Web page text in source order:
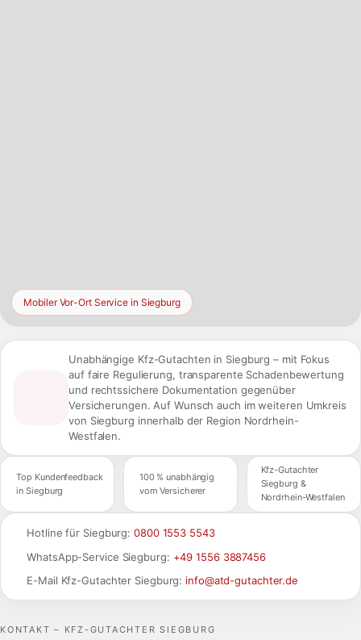
KONTAKT – KFZ-GUTACHTER SIEGBURG
Mobiler Vor-Ort Service in Siegburg
Unabhängige Kfz-Gutachten in Siegburg – mit Fokus
auf faire Regulierung, transparente Schadenbewertung
und rechtssichere Dokumentation gegenüber
Versicherungen. Auf Wunsch auch im weiteren Umkreis
von Siegburg innerhalb der Region Nordrhein-
Westfalen.
Top Kundenfeedback
in Siegburg
100 % unabhängig
vom Versicherer
Kfz-Gutachter
Siegburg &
Nordrhein-Westfalen
Hotline für Siegburg:0800 1553 5543
WhatsApp-Service Siegburg: +49 1556 3887456
E-Mail Kfz-Gutachter Siegburg: info@atd-gutachter.de